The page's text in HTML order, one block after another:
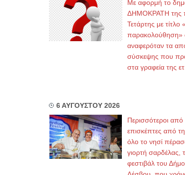
Με αφορμή το
ΔΗΜΟΚΡΑΤΗ της
Τετάρτης με
παρακολούθηση»
αναφερόταν τα
σύσκεψης που
στα γραφεία της
6 ΑΥΓΟΥΣΤΟΥ 2026
Περισσότεροι
επισκέπτες από
όλο το νησί
γιορτή σαρδέλας,
φεστιβάλ του